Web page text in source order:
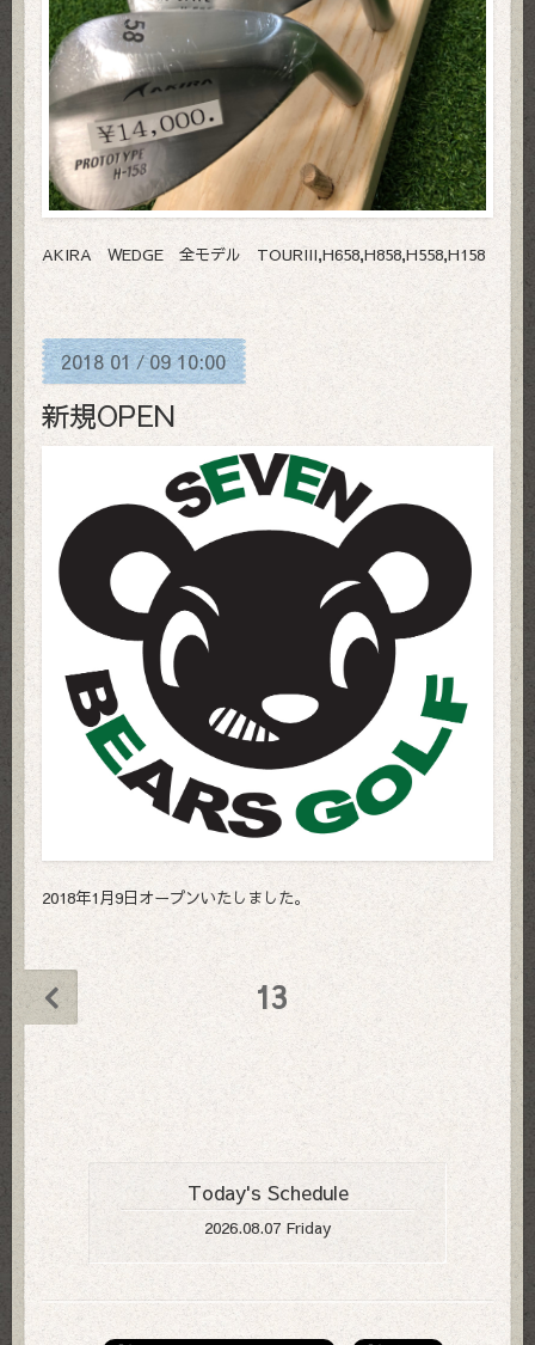
AKIRA WEDGE 全モデル TOURIII,H658,H858,H558,H158
2018 01/09 10:00
新規OPEN
2018年1月9日オープンいたしました。
13
Today's Schedule
2026.08.07 Friday